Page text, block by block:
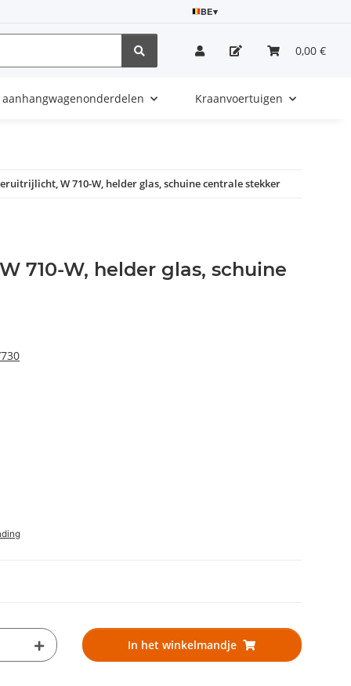
BE▾
0,00 €
aanhangwagenonderdelen Kraanvoertuigen
W 710-W, helder glas, schuine centrale stekker
710-W, helder glas, schuine
In het winkelmandje